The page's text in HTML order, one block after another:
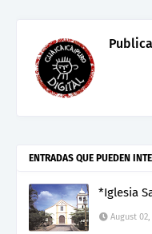
ENTRADAS QUE PUEDEN
*Iglesia
August 02,